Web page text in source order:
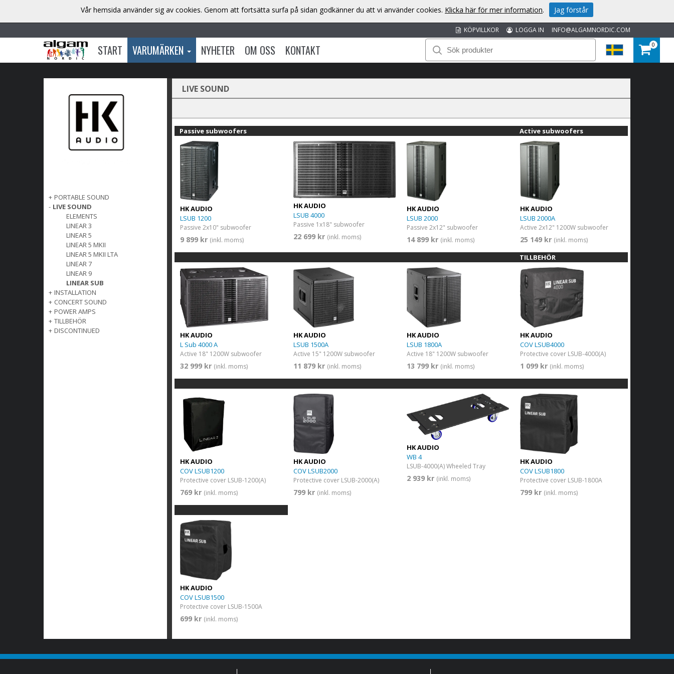
INFO@ALGAMNORDIC.COM
LOGGA IN
KÖPVILLKOR
START VARUMÄRKEN NYHETER OM OSS KONTAKT 0
+ PORTABLE SOUND
- LIVE SOUND
ELEMENTS
LINEAR 3
LINEAR 5
LINEAR 5 MKII
LINEAR 5 MKII LTA
LINEAR 7
LINEAR 9
LINEAR SUB
+ INSTALLATION
+ CONCERT SOUND
+ POWER AMPS
+ TILLBEHÖR
+ DISCONTINUED
LIVE SOUND
Passive subwoofers
HK AUDIO
LSUB 1200
Passive 2x10" subwoofer
9 899 kr (inkl. moms)
HK AUDIO
LSUB 4000
Passive 1x18" subwoofer
22 699 kr (inkl. moms)
HK AUDIO
LSUB 2000
Passive 2x12" subwoofer
14 899 kr (inkl. moms)
Active subwoofers
HK AUDIO
LSUB 2000A
Active 2x12" 1200W subwoofer
25 149 kr (inkl. moms)
HK AUDIO
L Sub 4000 A
Active 18" 1200W subwoofer
32 999 kr (inkl. moms)
HK AUDIO
LSUB 1500A
Active 15" 1200W subwoofer
11 879 kr (inkl. moms)
HK AUDIO
LSUB 1800A
Active 18" 1200W subwoofer
13 799 kr (inkl. moms)
TILLBEHÖR
HK AUDIO
COV LSUB4000
Protective cover LSUB-4000(A)
1 099 kr (inkl. moms)
HK AUDIO
COV LSUB1200
Protective cover LSUB-1200(A)
769 kr (inkl. moms)
HK AUDIO
COV LSUB2000
Protective cover LSUB-2000(A)
799 kr (inkl. moms)
HK AUDIO
WB 4
LSUB-4000(A) Wheeled Tray
2 939 kr (inkl. moms)
HK AUDIO
COV LSUB1800
Protective cover LSUB-1800A
799 kr (inkl. moms)
HK AUDIO
COV LSUB1500
Protective cover LSUB-1500A
699 kr (inkl. moms)
Vår hemsida använder sig av cookies. Genom att fortsätta surfa på sidan godkänner du att vi använder cookies. Klicka här för mer information. Jag förstår